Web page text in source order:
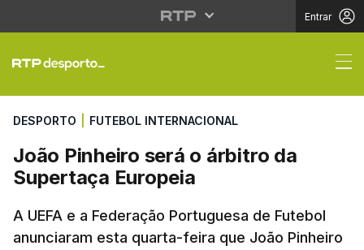
Entrar
João Pinheiro será o
DESPORTO FUTEBOL INTERNACIONAL
João Pinheiro será o árbitro da
Supertaça Europeia
A UEFA e a Federação Portuguesa de Futebol
anunciaram esta quarta-feira que João Pinheiro